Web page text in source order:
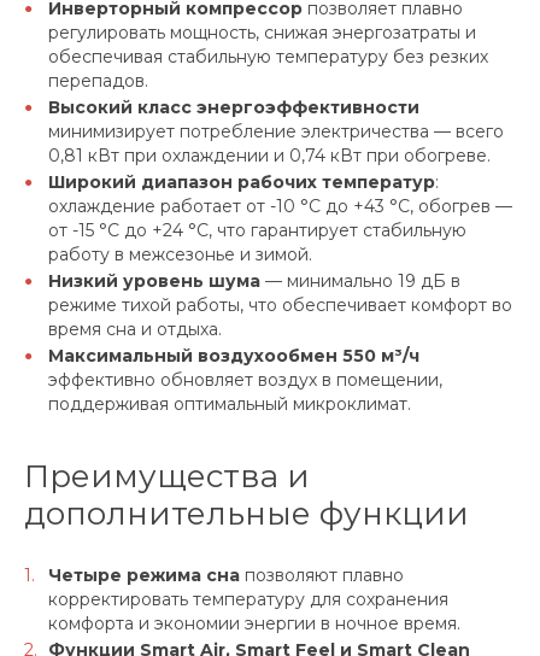
Инверторный компрессор позволяет плавно
регулировать мощность, снижая энергозатраты и
обеспечивая стабильную температуру без резких
перепадов.
Высокий класс энергоэффективности
минимизирует потребление электричества — всего
0,81 кВт при охлаждении и 0,74 кВт при обогреве.
Широкий диапазон рабочих температур:
охлаждение работает от -10 °C до +43 °C, обогрев —
от -15 °C до +24 °C, что гарантирует стабильную
работу в межсезонье и зимой.
Низкий уровень шума — минимально 19 дБ в
режиме тихой работы, что обеспечивает комфорт во
время сна и отдыха.
Максимальный воздухообмен 550 м³/ч
эффективно обновляет воздух в помещении,
поддерживая оптимальный микроклимат.
Преимущества и
дополнительные функции
Четыре режима сна позволяют плавно
корректировать температуру для сохранения
комфорта и экономии энергии в ночное время.
Функции Smart Air, Smart Feel и Smart Clean